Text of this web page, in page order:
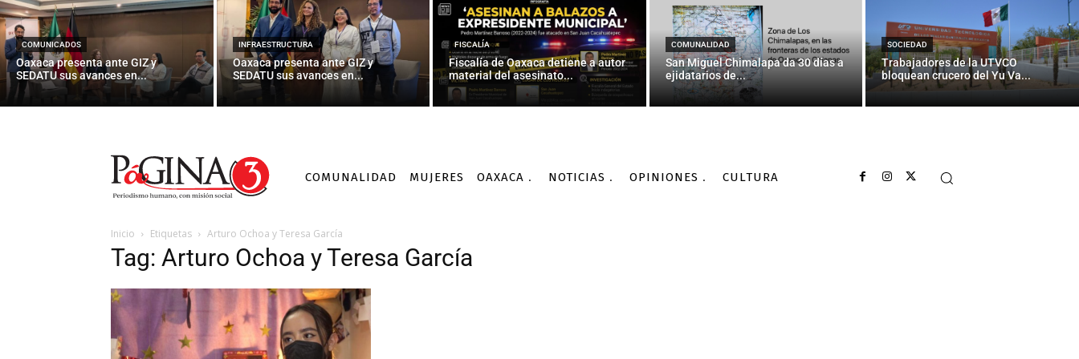
COMUNICADOS
Oaxaca presenta ante GIZ y
SEDATU sus avances en...
INFRAESTRUCTURA
Oaxaca presenta ante GIZ y
SEDATU sus avances en...
FISCALÍA
Fiscalía de Oaxaca detiene a autor
material del asesinato...
COMUNALIDAD
San Miguel Chimalapa da 30 días a
ejidatarios de...
SOCIEDAD
Trabajadores de la UTVCO
bloquean crucero del Yu Va...
COMUNALIDAD MUJERES OAXACA NOTICIAS OPINIONES CULTURA
Inicio Etiquetas Arturo Ochoa y Teresa García
Tag: Arturo Ochoa y Teresa García